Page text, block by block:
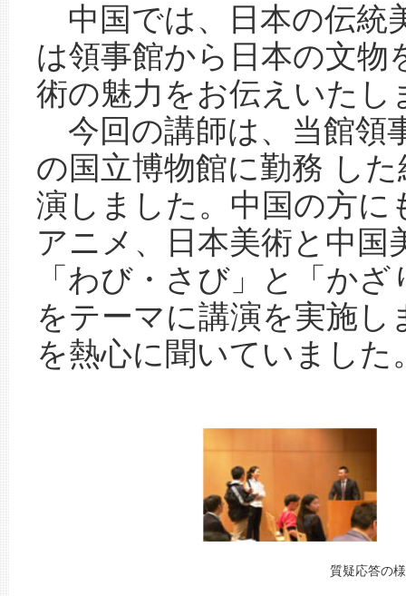
中国では、日本の伝統
は領事館から日本の文
術の魅力をお伝えいたし
今回の講師は、当館領
の国立博物館に勤務 し
演しました。中国の方に
アニメ、日本美術と中国
「わび・さび」と「か
をテーマに講演を実施
を熱心に聞いていました
質疑応答の